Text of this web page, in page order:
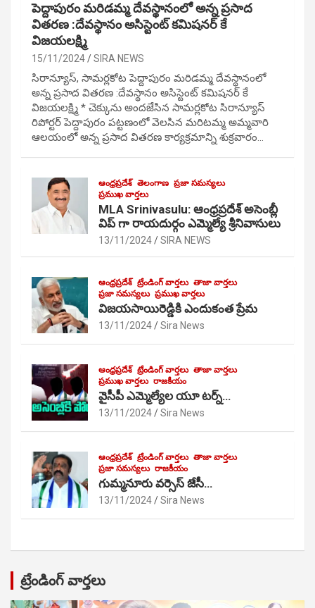
పెద్దాపురం మరిడమ్మ దేవస్థానంలో అన్న ప్రసాద
వితరణ :దేవస్థానం అసిస్టెంట్ కమిషనర్ కే
విజయలక్ష్మి
15/11/2024 SIRA NEWS
సిరాన్యూస్, సామర్లకోట పెద్దాపురం మరిడమ్మ దేవస్థానంలో
అన్న ప్రసాద వితరణ :దేవస్థానం అసిస్టెంట్ కమిషనర్ కే
విజయలక్ష్మి * చెక్కును అందజేసిన సామర్లకోట సిరాన్యూస్
రిపోర్టర్ పెద్దాపురం పట్టణంలో వెలసిన మరిటమ్మ అమ్మవారి
ఆలయంలో అన్న ప్రసాద వితరణ కార్యక్రమాన్ని శుక్రవారం…
ఆంధ్రప్రదేశ్ తెలంగాణ ప్రజా సమస్యలు
ప్రముఖ వార్తలు
MLA Srinivasulu: ఆంధ్రప్రదేశ్ అసెంబ్లీ
విప్ గా రాయదుర్గం ఎమ్మెల్యే శ్రీనివాసులు
13/11/2024 SIRA NEWS
ఆంధ్రప్రదేశ్ ట్రేండింగ్ వార్తలు తాజా వార్తలు
ప్రజా సమస్యలు ప్రముఖ వార్తలు
విజయసాయిరెడ్డికి ఎందుకంత ప్రేమ
13/11/2024 Sira News
ఆంధ్రప్రదేశ్ ట్రేండింగ్ వార్తలు తాజా వార్తలు
ప్రముఖ వార్తలు రాజకీయం
వైసీపీ ఎమ్మెల్యేల యూ టర్న్…
13/11/2024 Sira News
ఆంధ్రప్రదేశ్ ట్రేండింగ్ వార్తలు తాజా వార్తలు
ప్రజా సమస్యలు రాజకీయం
గుమ్మనూరు వర్సెస్ జేసీ…
13/11/2024 Sira News
ట్రేండింగ్ వార్తలు